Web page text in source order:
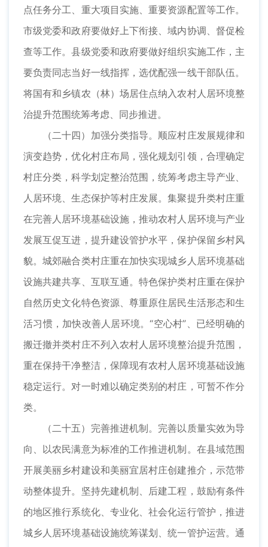
点任务分工、重大项目实施、重要资源配置等工作。
市级党委和政府要做好上下衔接、域内协调、督促检
查等工作。县级党委和政府要做好组织实施工作，主
要负责同志当好一线指挥，选优配强一线干部队伍。
将国有和乡镇农（林）场居住点纳入农村人居环境整
治提升范围统筹考虑、同步推进。
（二十四）加强分类指导。顺应村庄发展规律和
演变趋势，优化村庄布局，强化规划引领，合理确定
村庄分类，科学划定整治范围，统筹考虑主导产业、
人居环境、生态保护等村庄发展。集聚提升类村庄重
在完善人居环境基础设施，推动农村人居环境与产业
发展互促互进，提升建设管护水平，保护保留乡村风
貌。城郊融合类村庄重在加快实现城乡人居环境基础
设施共建共享、互联互通。特色保护类村庄重在保护
自然历史文化特色资源、尊重原住居民生活形态和生
活习惯，加快改善人居环境。“空心村”、已经明确的
搬迁撤并类村庄不列入农村人居环境整治提升范围，
重在保持干净整洁，保障现有农村人居环境基础设施
稳定运行。对一时难以确定类别的村庄，可暂不作分
类。
（二十五）完善推进机制。完善以质量实效为导
向、以农民满意为标准的工作推进机制。在县域范围
开展美丽乡村建设和美丽宜居村庄创建推介，示范带
动整体提升。坚持先建机制、后建工程，鼓励有条件
的地区推行系统化、专业化、社会化运行管护，推进
城乡人居环境基础设施统筹谋划、统一管护运营。通